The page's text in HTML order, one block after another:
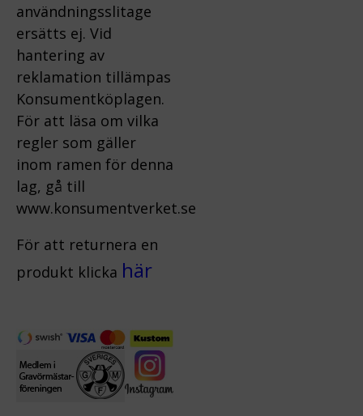
användningsslitage
ersätts ej. Vid
hantering av
reklamation tillämpas
Konsumentköplagen.
För att läsa om vilka
regler som gäller
inom ramen för denna
lag, gå till
www.konsumentverket.se
För att returnera en
produkt klicka här